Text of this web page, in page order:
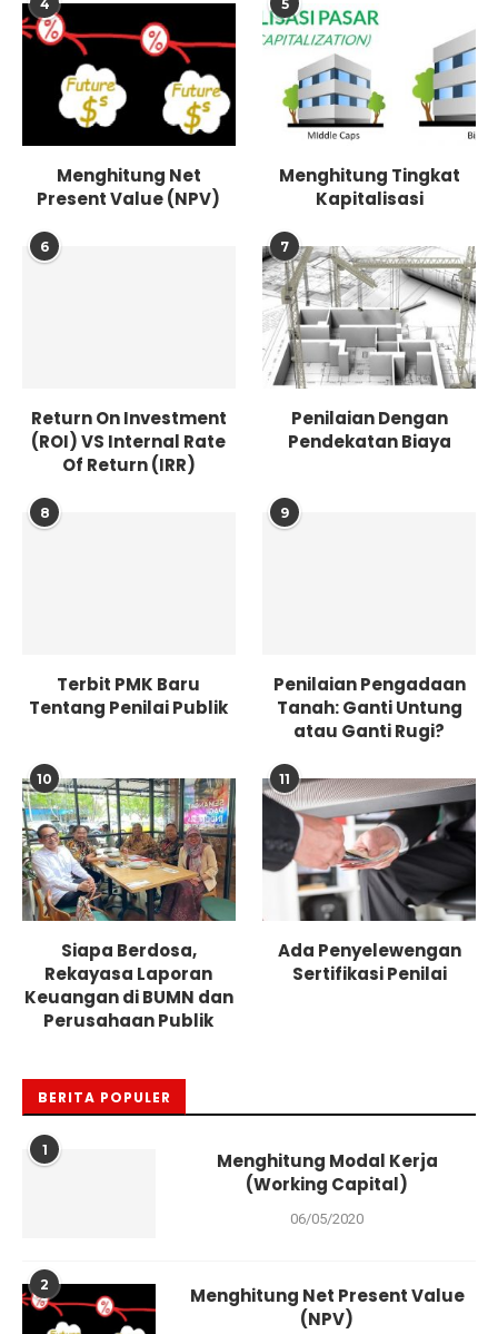
4
Menghitung Net
Present Value (NPV)
5
Menghitung Tingkat
Kapitalisasi
6
Return On Investment
(ROI) VS Internal Rate
Of Return (IRR)
7
Penilaian Dengan
Pendekatan Biaya
8
Terbit PMK Baru
Tentang Penilai Publik
9
Penilaian Pengadaan
Tanah: Ganti Untung
atau Ganti Rugi?
10
Siapa Berdosa,
Rekayasa Laporan
Keuangan di BUMN dan
Perusahaan Publik
11
Ada Penyelewengan
Sertifikasi Penilai
BERITA POPULER
1
Menghitung Modal Kerja
(Working Capital)
06/05/2020
2
Menghitung Net Present Value
(NPV)